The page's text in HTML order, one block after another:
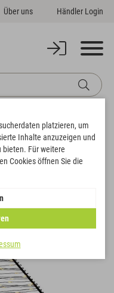
Über uns Händler Login
platzieren, um
Inhalte anzuzeigen und
bieten. Für weitere
Cookies öffnen Sie die